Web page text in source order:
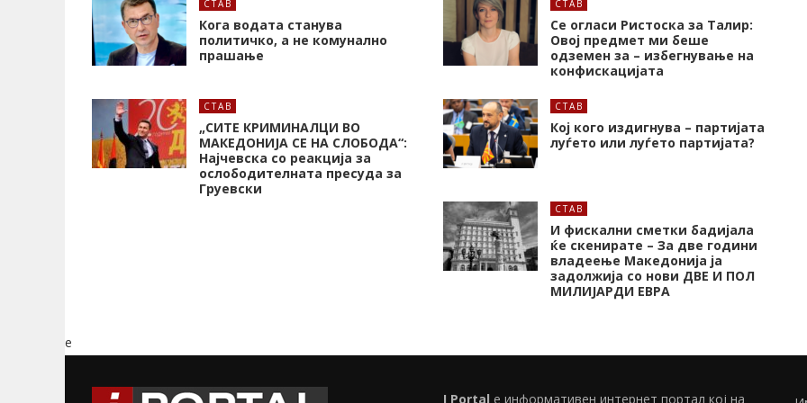
СТАВ
Кога водата станува
политичко, а не комунално
прашање
СТАВ
Се огласи Ристоска за Талир:
Овој предмет ми беше
одземен за – избегнување на
конфискацијата
СТАВ
„СИТЕ КРИМИНАЛЦИ ВО
МАКЕДОНИЈА СЕ НА СЛОБОДА“:
Најчевска со реакција за
ослободителната пресуда за
Груевски
СТАВ
Кој кого издигнува – партијата
луѓето или луѓето партијата?
СТАВ
И фискални сметки бадијала
ќе скенирате – За две години
владеење Македонија ја
задолжија со нови ДВЕ И ПОЛ
МИЛИЈАРДИ ЕВРА
e
I Portal е информативен интернет портал кој на